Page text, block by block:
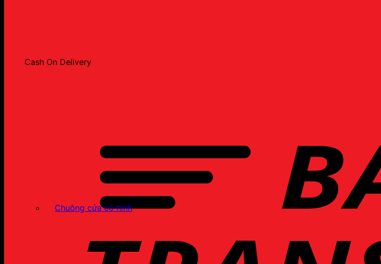
Cash On Delivery
Chuông cửa có hình